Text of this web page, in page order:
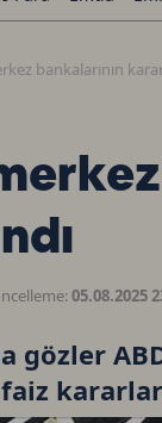
bankalarının
05.08.2025
gözler